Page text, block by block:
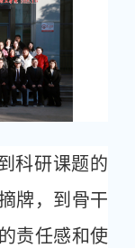
科研课题的
牌，到骨干
责任感和使